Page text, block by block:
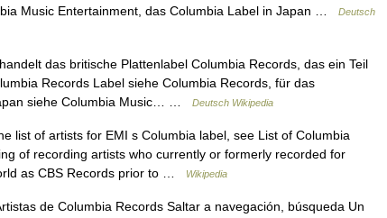
Music Entertainment, das Columbia Label in Japan …
Deutsch
das britische Plattenlabel Columbia Records, das ein Teil
Records Label siehe Columbia Records, für das
siehe Columbia Music… …
Deutsch Wikipedia
list of artists for EMI s Columbia label, see List of Columbia
of recording artists who currently or formerly recorded for
as CBS Records prior to …
Wikipedia
de Columbia Records Saltar a navegación, búsqueda Un